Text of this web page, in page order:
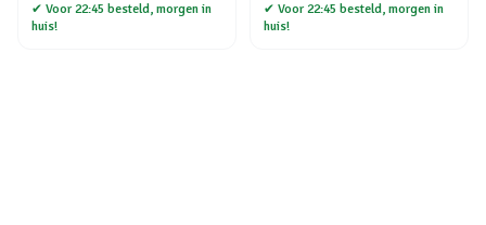
✔ Voor 22:45 besteld, morgen in
huis!
✔ Voor 22:45 besteld, morgen in
huis!